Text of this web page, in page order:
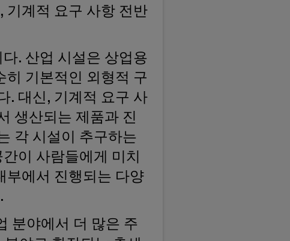
기계적 요구 사항 전반
. 산업 시설은 상업용
히 기본적인 외형적 구
. 대신, 기계적 요구 사
생산되는 제품과 진
각 시설이 추구하는
이 사람들에게 미치
부에서 진행되는 다양
분야에서 더 많은 주